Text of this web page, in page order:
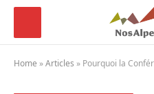
Home »Articles » Pourquoi la Conférence